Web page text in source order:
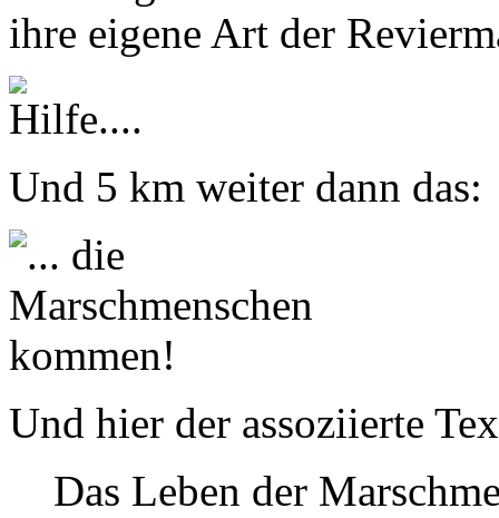
ihre eigene Art der
Und 5 km weiter dann das:
Und hier der assoziierte
Das Leben der